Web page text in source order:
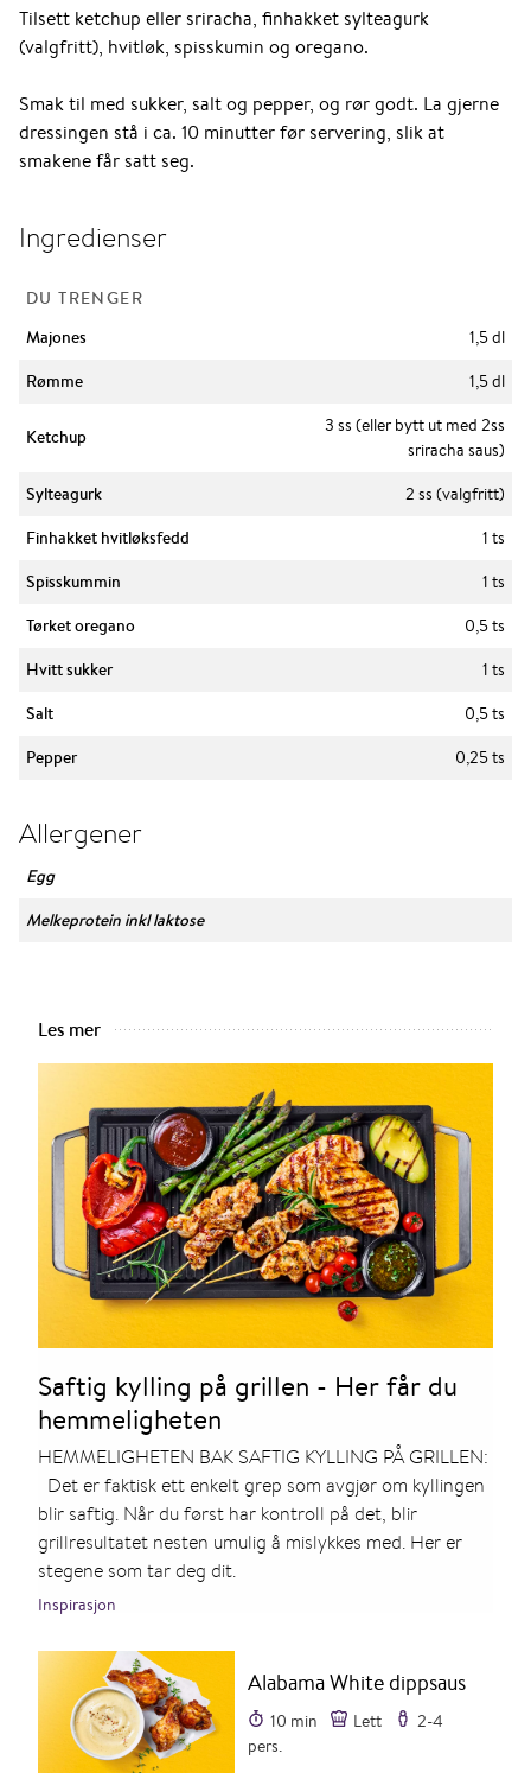
Tilsett ketchup eller sriracha, finhakket sylteagurk
(valgfritt), hvitløk, spisskumin og oregano.
Smak til med sukker, salt og pepper, og rør godt. La gjerne
dressingen stå i ca. 10 minutter før servering, slik at
smakene får satt seg.
Ingredienser
DU TRENGER
Majones
1,5 dl
Rømme
1,5 dl
Ketchup
3 ss (eller bytt ut med 2ss
sriracha saus)
Sylteagurk
2 ss (valgfritt)
Finhakket hvitløksfedd
1 ts
Spisskummin
1 ts
Tørket oregano
0,5 ts
Hvitt sukker
1 ts
Salt
0,5 ts
Pepper
0,25 ts
Allergener
Egg
Melkeprotein inkl laktose
Les mer
Saftig kylling på grillen - Her får du
hemmeligheten
HEMMELIGHETEN BAK SAFTIG KYLLING PÅ GRILLEN:
Det er faktisk ett enkelt grep som avgjør om kyllingen
blir saftig. Når du først har kontroll på det, blir
grillresultatet nesten umulig å mislykkes med. Her er
stegene som tar deg dit.
Inspirasjon
Alabama White dippsaus
10 min Lett
2-4
pers.